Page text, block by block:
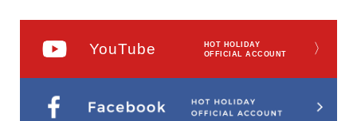
YouTube
HOT HOLIDAY
OFFICIAL ACCOUNT
〉